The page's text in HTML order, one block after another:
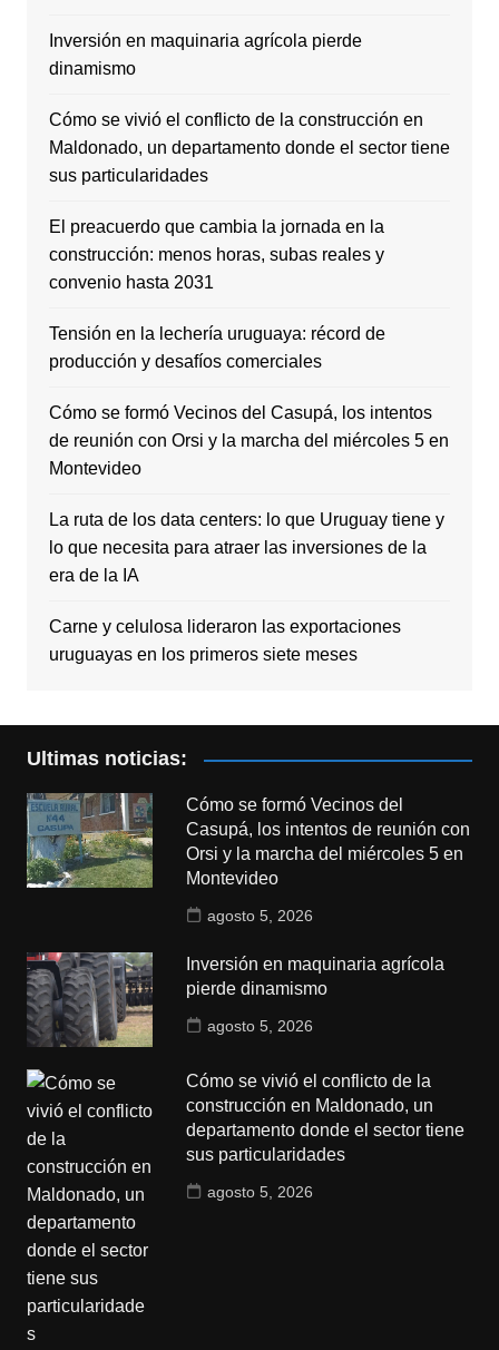
Inversión en maquinaria agrícola pierde
dinamismo
Cómo se vivió el conflicto de la construcción en
Maldonado, un departamento donde el sector tiene
sus particularidades
El preacuerdo que cambia la jornada en la
construcción: menos horas, subas reales y
convenio hasta 2031
Tensión en la lechería uruguaya: récord de
producción y desafíos comerciales
Cómo se formó Vecinos del Casupá, los intentos
de reunión con Orsi y la marcha del miércoles 5 en
Montevideo
La ruta de los data centers: lo que Uruguay tiene y
lo que necesita para atraer las inversiones de la
era de la IA
Carne y celulosa lideraron las exportaciones
uruguayas en los primeros siete meses
Ultimas noticias:
Cómo se formó Vecinos del
Casupá, los intentos de reunión con
Orsi y la marcha del miércoles 5 en
Montevideo
agosto 5, 2026
Inversión en maquinaria agrícola
pierde dinamismo
agosto 5, 2026
Cómo se vivió el conflicto de la
construcción en Maldonado, un
departamento donde el sector tiene
sus particularidades
agosto 5, 2026